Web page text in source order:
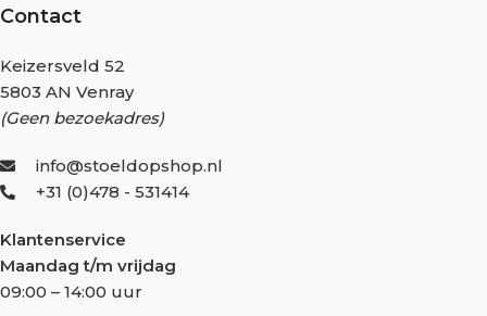
Contact
Keizersveld 52
5803 AN Venray
(Geen bezoekadres)
info@stoeldopshop.nl
+31 (0)478 - 531414
Klantenservice
Maandag t/m vrijdag
09:00 – 14:00 uur